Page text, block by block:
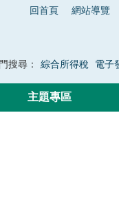
回首頁 網站導覽
搜尋： 綜合所得稅 電子
主題專區